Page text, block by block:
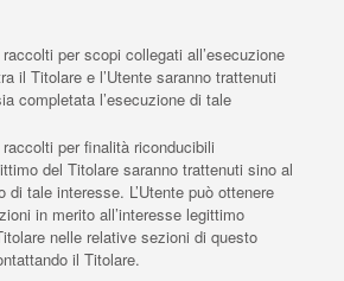
per scopi collegati all’esecuzione
il Titolare e l’Utente saranno trattenuti
completata l’esecuzione di tale
per finalità riconducibili
del Titolare saranno trattenuti sino al
di tale interesse. L’Utente può ottenere
in merito all’interesse legittimo
nelle relative sezioni di questo
il Titolare.